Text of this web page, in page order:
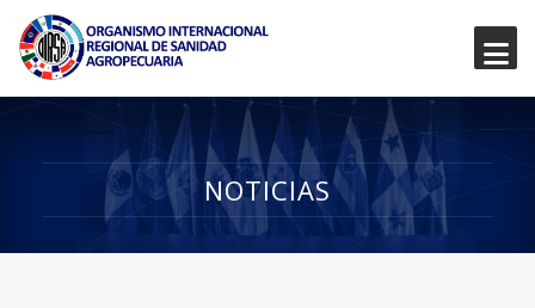
NOTICIAS